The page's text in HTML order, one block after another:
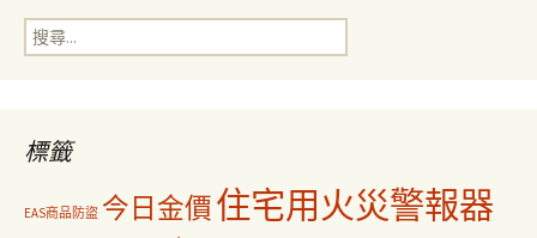
覽
搜
尋
標籤
EAS商品防盜 今日金價住宅用火災警報器